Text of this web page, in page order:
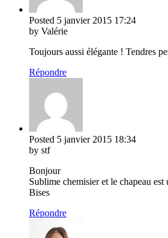
Posted 5 janvier 2015 17:24
by Valérie
Toujours aussi élégante ! Tendres
Répondre
Posted 5 janvier 2015 18:34
by stf
Bonjour
Sublime chemisier et le chapeau est
Bises
Répondre